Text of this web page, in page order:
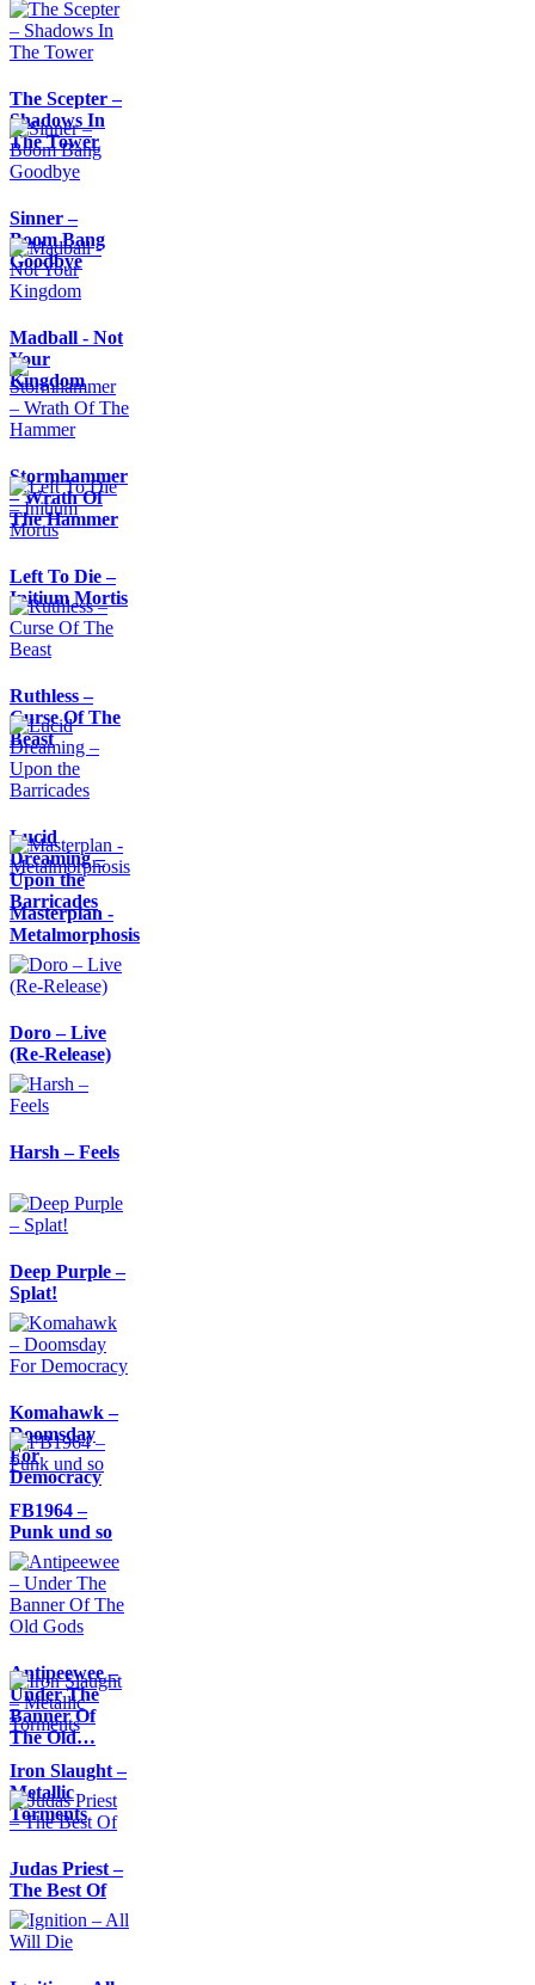
The Scepter –
Shadows In
The Tower
Sinner –
Boom Bang
Goodbye
Madball - Not
Your
Kingdom
Stormhammer
– Wrath Of
The Hammer
Left To Die –
Initium Mortis
Ruthless –
Curse Of The
Beast
Lucid
Dreaming –
Upon the
Barricades
Masterplan -
Metalmorphosis
Doro – Live
(Re-Release)
Harsh – Feels
Deep Purple –
Splat!
Komahawk –
Doomsday
For
Democracy
FB1964 –
Punk und so
Antipeewee –
Under The
Banner Of
The Old…
Iron Slaught –
Metallic
Torments
Judas Priest –
The Best Of